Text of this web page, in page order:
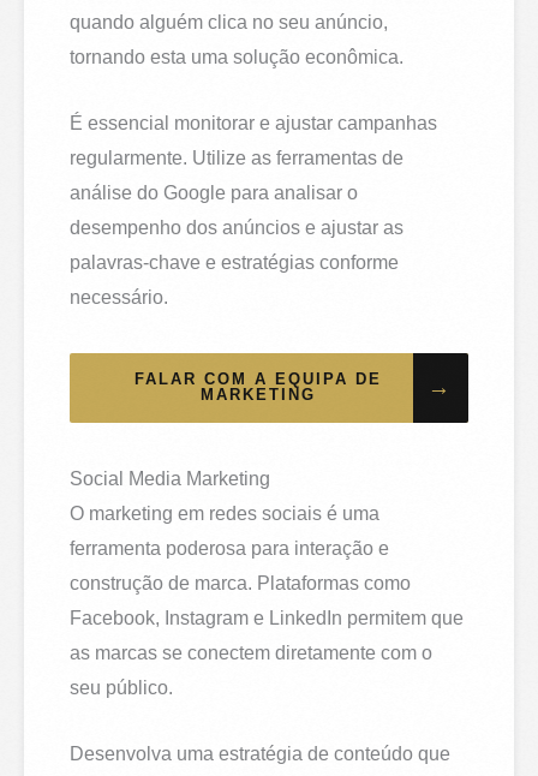
quando alguém clica no seu anúncio,
tornando esta uma solução econômica.
É essencial monitorar e ajustar campanhas
regularmente. Utilize as ferramentas de
análise do Google para analisar o
desempenho dos anúncios e ajustar as
palavras-chave e estratégias conforme
necessário.
FALAR COM A EQUIPA DE
MARKETING
→
Social Media Marketing
O marketing em redes sociais é uma
ferramenta poderosa para interação e
construção de marca. Plataformas como
Facebook, Instagram e LinkedIn permitem que
as marcas se conectem diretamente com o
seu público.
Desenvolva uma estratégia de conteúdo que